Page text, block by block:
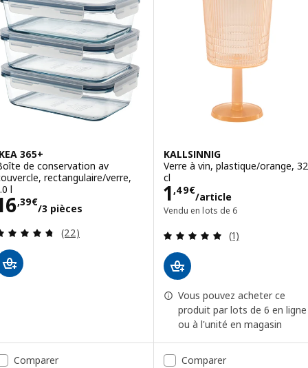
365+
de conservation av
rectangulaire/verre,
l
,39€
/3 pièces
16,39€/3 pièces
Révision: 4.7 hors de 5 étoiles. Nombre total de
(22)
KALLSINNIG
Verre à vin, plastique/orange, 32
cl
1,49€
/article
Prix 1,49€/
Vendu en lots de 6
Révision: 5
(1)
Vous pouvez acheter ce
produit par lots de 6 en ligne
ou à l'unité en magasin
Comparer Comparer